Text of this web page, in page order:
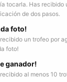
tocarla. Has recibido
de dos pasos.
foto!
un trofeo por
foto!
ganador!
al menos 10